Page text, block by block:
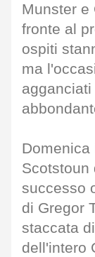
Munster e
fronte al
ospiti
ma
Scotstoun
successo
di Gregor
staccata
dell'intero